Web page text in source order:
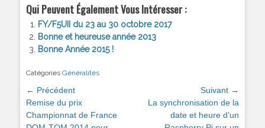
Qui Peuvent Également Vous Intéresser :
FY/F5UII du 23 au 30 octobre 2017
Bonne et heureuse année 2013
Bonne Année 2015 !
Catégories Généralités
Navigation
de
l’article
← Précédent
Article
précédent :
Remise du prix
Championnat de France
Suivant →
ArticleLa synchronisation de la
date et heure d’un